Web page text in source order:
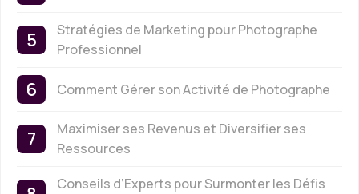
Stratégies de Marketing pour Photographe
Professionnel
Comment Gérer son Activité de Photographe
Maximiser ses Revenus et Diversifier ses
Ressources
Conseils d’Experts pour Surmonter les Défis